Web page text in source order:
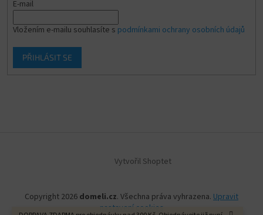
E-mail
Vložením e-mailu souhlasíte s podmínkami ochrany osobních údajů
PŘIHLÁSIT SE
Vytvořil Shoptet
Copyright 2026 domeli.cz. Všechna práva vyhrazena. Upravit
nastavení cookies